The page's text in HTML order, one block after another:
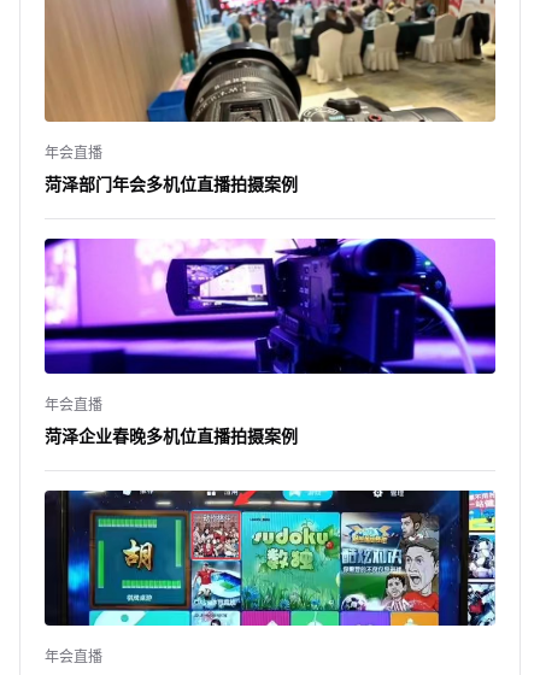
年会直播
菏泽部门年会多机位直播拍摄案例
年会直播
菏泽企业春晚多机位直播拍摄案例
年会直播